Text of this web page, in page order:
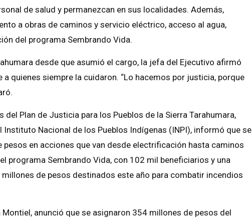
de salud y permanezcan en sus localidades. Además,
a obras de caminos y servicio eléctrico, acceso al agua,
del programa Sembrando Vida.
desde que asumió el cargo, la jefa del Ejecutivo afirmó
quienes siempre la cuidaron. “Lo hacemos por justicia, porque
del Plan de Justicia para los Pueblos de la Sierra Tarahumara,
Nacional de los Pueblos Indígenas (INPI), informó que se
en acciones que van desde electrificación hasta caminos
programa Sembrando Vida, con 102 mil beneficiarios y una
de pesos destinados este año para combatir incendios
anunció que se asignaron 354 millones de pesos del